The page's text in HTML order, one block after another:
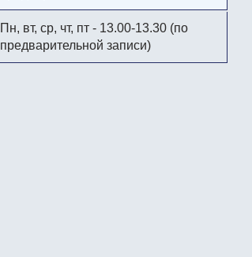
Пн, вт, ср, чт, пт - 13.00-13.30 (по
предварительной записи)